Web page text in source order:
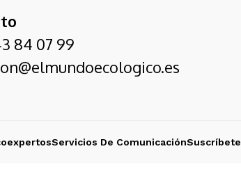
84 07 99
Servicios De ComunicaciónSuscríbete